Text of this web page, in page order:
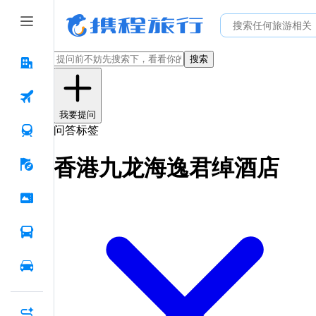
搜索
我要提问
问答标签
香港九龙海逸君绰酒店